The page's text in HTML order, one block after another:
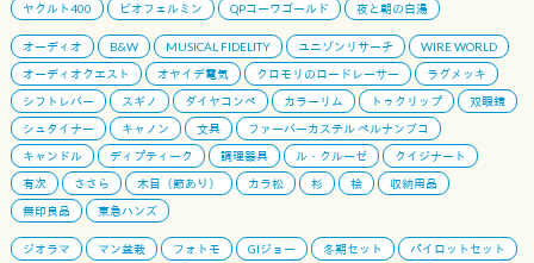
ヤクルト400
ビオフェルミン QPコーワゴールド 夜と朝の白湯
オーディオ B&W MUSICAL FIDELITY ユニゾンリサーチ
WIRE WORLD
オーディオクエスト
オヤイデ電気 クロモリのロードレーサー
ラグメッキ
シフトレバー
スギノ ダイヤコンペ カラーリム トゥクリップ
双眼鏡
シュタイナー
キャノン 文具
ファーバーカステル ペルナンブコ
キャンドル
ディプティーク 調理器具 ル・クルーゼ
クイジナート
有次
ささら 木目（節あり） カラ松 杉 桧
収納用品
無印良品
東急ハンズ
ジオラマ マン盆栽 フォトモ GIジョー 冬期セット
パイロットセット